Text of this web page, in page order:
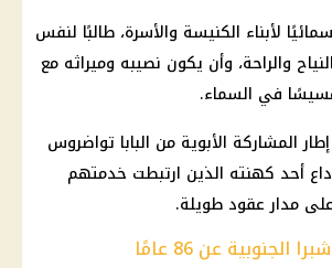
لأبناء الكنيسة والأسرة، طالبًا لنفس
والراحة، وأن يكون نصيبه وميراثه مع
في السماء.
المشاركة الأبوية من البابا تواضروس
أحد كهنته الذين ارتبطت خدمتهم
مدار عقود طويلة.
عن 86 عامًا